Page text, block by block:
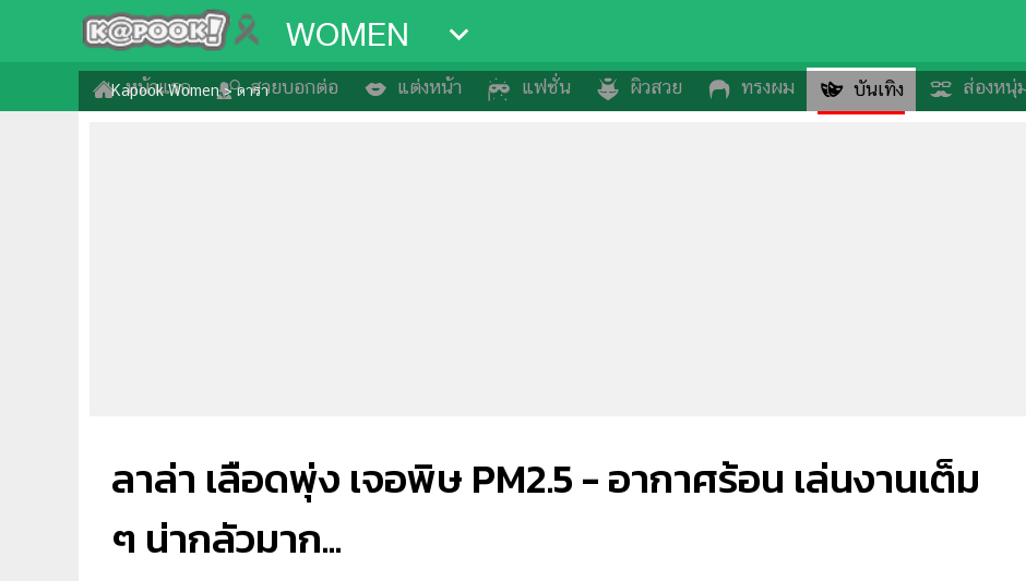
WOMEN
หน้าแรก สวยบอกต่อ แต่งหน้า แฟชั่น ผิวสวย ทรงผม บันเทิง ส่องหนุ่
Kapook Women>ดารา
ลาล่า เลือดพุ่ง เจอพิษ PM2.5 - อากาศร้อน เล่นงานเต็ม
ๆ น่ากลัวมาก...